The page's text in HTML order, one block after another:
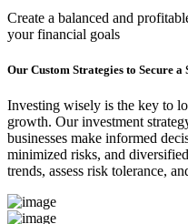
Create a balanced and
your financial goals
Our Custom Strategies to Secure
Investing wisely is the key to
growth. Our investment
businesses make informed
minimized risks, and
trends, assess risk tolerance,